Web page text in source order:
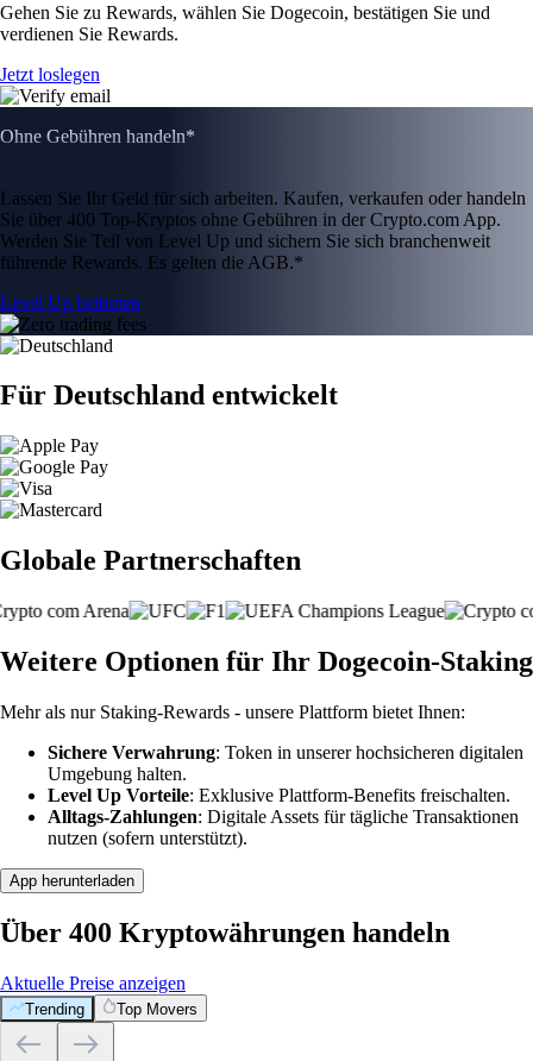
Gehen Sie zu Rewards, wählen Sie Dogecoin, bestätigen Sie und
verdienen Sie Rewards.
Jetzt loslegen
Ohne Gebühren handeln*
Lassen Sie Ihr Geld für sich arbeiten. Kaufen, verkaufen oder handeln
Sie über 400 Top-Kryptos ohne Gebühren in der Crypto.com App.
Werden Sie Teil von Level Up und sichern Sie sich branchenweit
führende Rewards. Es gelten die AGB.*
Level Up beitreten
Für Deutschland entwickelt
Globale Partnerschaften
Weitere Optionen für Ihr Dogecoin-Staking
Mehr als nur Staking-Rewards - unsere Plattform bietet Ihnen:
Sichere Verwahrung: Token in unserer hochsicheren digitalen
Umgebung halten.
Level Up Vorteile: Exklusive Plattform-Benefits freischalten.
Alltags-Zahlungen: Digitale Assets für tägliche Transaktionen
nutzen (sofern unterstützt).
App herunterladen
Über 400 Kryptowährungen handeln
Aktuelle Preise anzeigen
Trending Top Movers